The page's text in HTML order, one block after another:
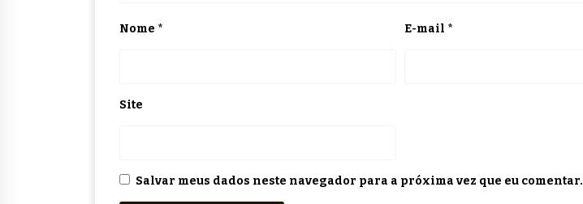
Nome * E-mail *
Site
Salvar meus dados neste navegador para a próxima vez que eu comentar.